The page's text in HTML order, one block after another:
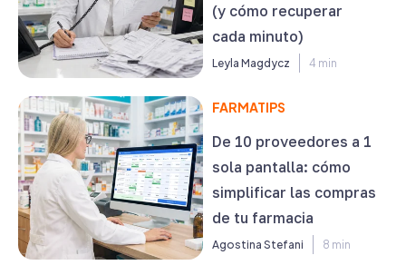
(y cómo recuperar
cada minuto)
Leyla Magdycz 4 min
FARMATIPS
De 10 proveedores a 1
sola pantalla: cómo
simplificar las compras
de tu farmacia
Agostina Stefani 8 min